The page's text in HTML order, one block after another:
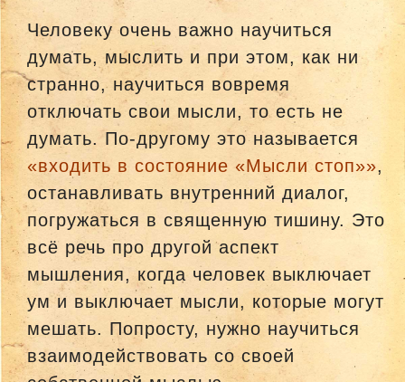
Человеку очень важно научиться
думать, мыслить и при этом, как ни
странно, научиться вовремя
отключать свои мысли, то есть не
думать. По-другому это называется
«входить в состояние «Мысли стоп»»,
останавливать внутренний диалог,
погружаться в священную тишину. Это
всё речь про другой аспект
мышления, когда человек выключает
ум и выключает мысли, которые могут
мешать. Попросту, нужно научиться
взаимодействовать со своей